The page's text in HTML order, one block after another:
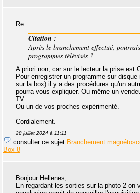
Re.
Citation :
Après le branchement effectué,
programmes télévisés ?
A priori non, car sur le lecteur la prise est
Pour enregistrer un programme sur
sur la box) il y a des procédures qu'un
pourra vous expliquer. Ou même un
TV.
Ou un de vos proches expérimenté.
Cordialement.
28 juillet 2024 à 11:11
consulter ce sujet Branchement
Box 8
Bonjour Hellenes,
En regardant les sorties sur la photo 2 on